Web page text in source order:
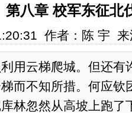
第八章 校军东征北
作者：陈 宇
用云梯爬城。但还有
而不知所措。何应钦
林忽然从高坡上跑了